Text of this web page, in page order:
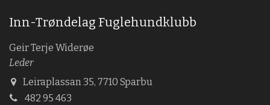
Inn-Trøndelag Fuglehundklubb
Geir Terje Widerøe
Leder
Leiraplassan 35, 7710 Sparbu
482 95 463